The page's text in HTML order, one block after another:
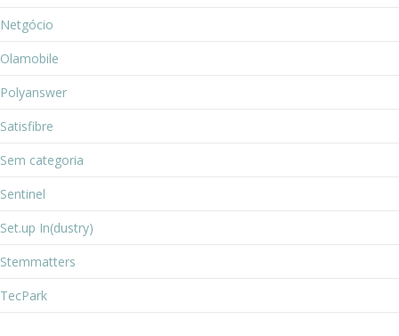
Netgócio
Olamobile
Polyanswer
Satisfibre
Sem categoria
Sentinel
Set.up In(dustry)
Stemmatters
TecPark